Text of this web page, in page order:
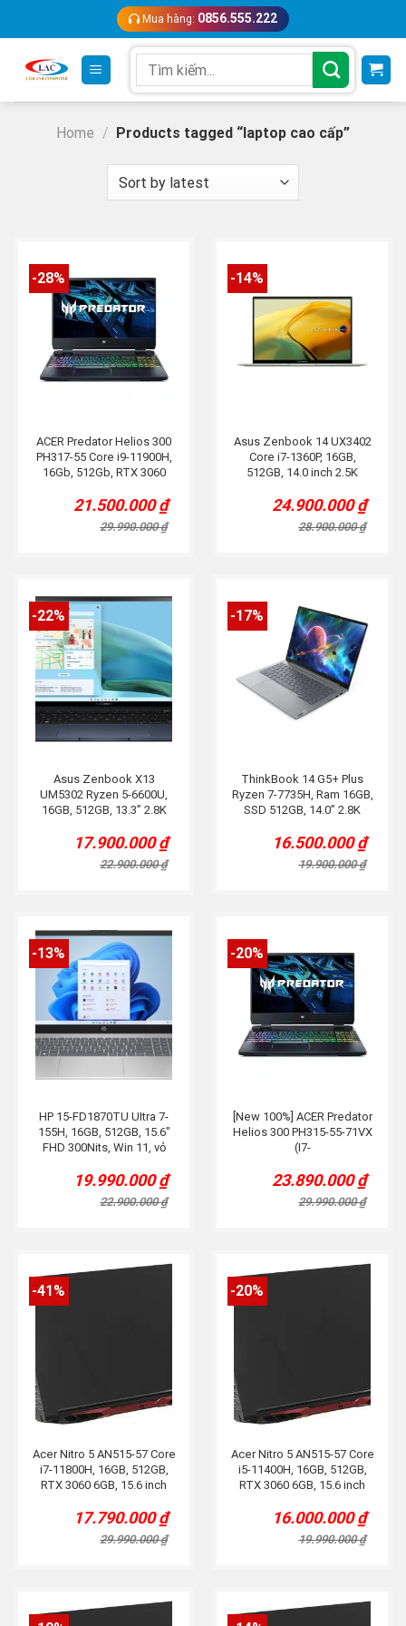
content
Mua hàng: 0856.555.222
for:
Home / Products tagged “laptop cao cấp”
-28%
ACER Predator Helios 300
PH317-55 Core i9-11900H,
16Gb, 512Gb, RTX 3060
29.990.000₫
Original
price
was:
21.500.000₫
Current
price
is:
-14%
Asus Zenbook 14 UX3402
Core i7-1360P, 16GB,
512GB, 14.0 inch 2.5K
28.900.000₫
Original
price
was:
24.900.000₫
Current
price
is:
-22%
Asus Zenbook X13
UM5302 Ryzen 5-6600U,
16GB, 512GB, 13.3” 2.8K
22.900.000₫
Original
price
was:
17.900.000₫
Current
price
is:
-17%
ThinkBook 14 G5+ Plus
Ryzen 7-7735H, Ram 16GB,
SSD 512GB, 14.0” 2.8K
19.900.000₫
Original
price
was:
16.500.000₫
Current
price
is:
-13%
HP 15-FD1870TU UItra 7-
155H, 16GB, 512GB, 15.6″
FHD 300Nits, Win 11, vỏ
22.900.000₫
Original
price
was:
19.990.000₫
Current
price
is:
-20%
[New 100%] ACER Predator
Helios 300 PH315-55-71VX
(I7-
3060 6Gb/15.6″ 2.5K165Hz
)
29.990.000₫
Original
price
was:
23.890.000₫
Current
price
is:
-41%
Acer Nitro 5 AN515-57 Core
i7-11800H, 16GB, 512GB,
RTX 3060 6GB, 15.6 inch
29.990.000₫
Original
price
was:
17.790.000₫
Current
price
is:
-20%
Acer Nitro 5 AN515-57 Core
i5-11400H, 16GB, 512GB,
RTX 3060 6GB, 15.6 inch
19.990.000₫
Original
price
was:
16.000.000₫
Current
price
is: